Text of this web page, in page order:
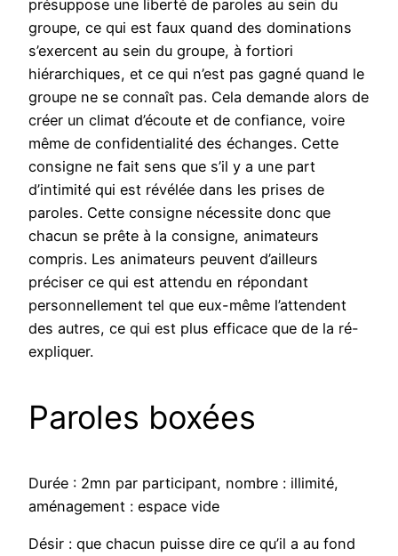
présuppose une liberté de paroles au sein du
groupe, ce qui est faux quand des dominations
s’exercent au sein du groupe, à fortiori
hiérarchiques, et ce qui n’est pas gagné quand le
groupe ne se connaît pas. Cela demande alors de
créer un climat d’écoute et de confiance, voire
même de confidentialité des échanges. Cette
consigne ne fait sens que s’il y a une part
d’intimité qui est révélée dans les prises de
paroles. Cette consigne nécessite donc que
chacun se prête à la consigne, animateurs
compris. Les animateurs peuvent d’ailleurs
préciser ce qui est attendu en répondant
personnellement tel que eux-même l’attendent
des autres, ce qui est plus efficace que de la ré-
expliquer.
Paroles boxées
Durée : 2mn par participant, nombre : illimité,
aménagement : espace vide
Désir : que chacun puisse dire ce qu’il a au fond